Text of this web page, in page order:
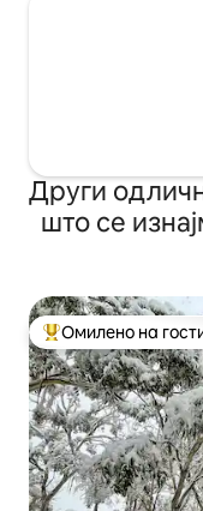
Други
што се
Меѓу
Омилено на